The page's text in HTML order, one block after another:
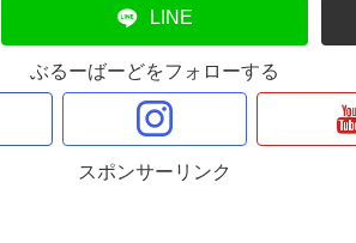
LINE
ぶるーばーどをフォローする
スポンサーリンク